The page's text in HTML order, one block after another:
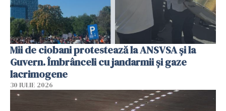
Mii de ciobani protestează la ANSVSA și la
Guvern. Îmbrânceli cu jandarmii și gaze
lacrimogene
30 IULIE 2026